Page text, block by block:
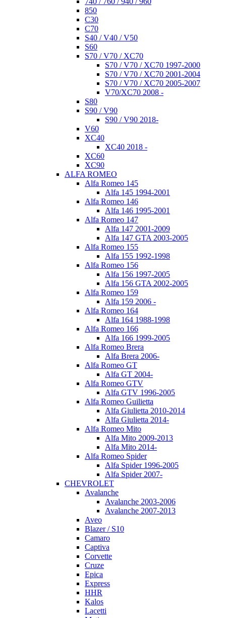
850
C30
C70
S40 / V40 / V50
S60
S70 / V70 / XC70
S70 / V70 / XC70 1997-2000
S70 / V70 / XC70 2001-2004
S70 / V70 / XC70 2005-2007
V70/XC70 2008 -
S80
S90 / V90
S90 / V90 2018-
V60
XC40
XC40 2018 -
XC60
XC90
ALFA ROMEO
Alfa Romeo 145
Alfa 145 1994-2001
Alfa Romeo 146
Alfa 146 1995-2001
Alfa Romeo 147
Alfa 147 2001-2009
Alfa 147 GTA 2003-2005
Alfa Romeo 155
Alfa 155 1992-1998
Alfa Romeo 156
Alfa 156 1997-2005
Alfa 156 GTA 2002-2005
Alfa Romeo 159
Alfa 159 2006 -
Alfa Romeo 164
Alfa 164 1988-1998
Alfa Romeo 166
Alfa 166 1999-2005
Alfa Romeo Brera
Alfa Brera 2006-
Alfa Romeo GT
Alfa GT 2004-
Alfa Romeo GTV
Alfa GTV 1996-2005
Alfa Romeo Guilietta
Alfa Giulietta 2010-2014
Alfa Giulietta 2014-
Alfa Romeo Mito
Alfa Mito 2009-2013
Alfa Mito 2014-
Alfa Romeo Spider
Alfa Spider 1996-2005
Alfa Spider 2007-
CHEVROLET
Avalanche
Avalanche 2003-2006
Avalanche 2007-2013
Aveo
Blazer / S10
Camaro
Captiva
Corvette
Cruze
Epica
Express
HHR
Kalos
Lacetti